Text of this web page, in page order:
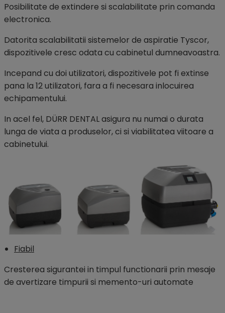
Posibilitate de extindere si scalabilitate prin comanda
electronica.
Datorita scalabilitatii sistemelor de aspiratie Tyscor,
dispozitivele cresc odata cu cabinetul dumneavoastra.
Incepand cu doi utilizatori, dispozitivele pot fi extinse
pana la 12 utilizatori, fara a fi necesara inlocuirea
echipamentului.
In acel fel, DÜRR DENTAL asigura nu numai o durata
lunga de viata a produselor, ci si viabilitatea viitoare a
cabinetului.
Fiabil
Cresterea sigurantei in timpul functionarii prin mesaje
de avertizare timpurii si memento-uri automate